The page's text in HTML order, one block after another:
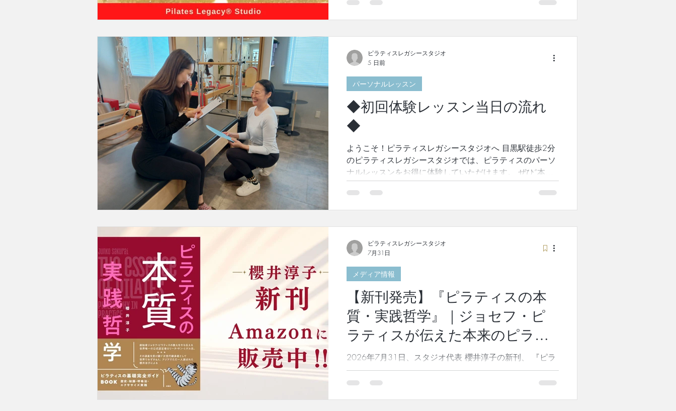
本来の身体の使い方を習得出来ると、身体が機能的に動き
出します。 ぜひ一度、ご自身の身体と向き合う時間をピラ
な体験レッスン料金 ・プライベートレッスン 通常11,000
円/回 → 初回体験 ¥8,800(税込) ご購入はこちら 上記の
チケットを先にご購入の後、ご予約ください。 予約サイト
はこちら または、LINE＠でもご予約可能です。 登録はこ
ちら ※返信が遅くなる場合がございますので、 お急ぎ
の方は直接スタジオにお問い合わせくださいませ。 （２）
当日入会特典 ご入会金0円〜 体験レッスンの当日に次回の
きます。 ご入会金11,000円 → 0円 ==============
◆初回体験レッスン当日の流れ
◆
ようこそ！ピラティスレガシースタジオへ 目黒駅徒歩2分
のピラティスレガシースタジオでは、ピラティスのパーソ
ナルレッスンをお得に体験していただけます。 ぜひ“本物
のピラティス”を一度体験してみませんか？ 初回体験レッ
スン当日の流れをご紹介いたします✨✨✨ [スタジオフロン
ト] ようこそ！ピラティスレガシースタジオへ！ ご予約い
ー］ 動きやすい服装にお着替えいただきます。 ［エント
リーシートのご記入］ ピラティスレガシースタジオの“ピ
ラティスだからできること”をお伝えいたします。 レッス
ン前に同意書等のご記入をお願いいたします。 本日のレッ
スン内容もご要望に合わせておうかがいいたします。 ［マ
ット］ 始めはマットで呼吸から始めます。 身体の状態に
合わせてマットエクササイズを行ってから、マシンで個々
に最適なエクササイズをしていきます。 ［マシン］ マシ
ンを使って身体に適切なサポートと抵抗を加えながら、今
出来る事と身体の可能性を広げるためにチャレンジな
パーソナルレッスン
ピラティスレガシースタジオ
5 日前
【新刊発売】『ピラティスの本
質・実践哲学』｜ジョセフ・ピ
ラティスが伝えた本来のピラテ
ィスとは？｜櫻井淳子
2026年7月31日、スタジオ代表 櫻井淳子の新刊、 『ピラ
ティスの本質 実践哲学』 が、扶桑社より全国発売となり
ましたので、ご案内させて頂きます。 「ピラティス」は、
メディア情報
ピラティスレガシースタジオ
7月31日